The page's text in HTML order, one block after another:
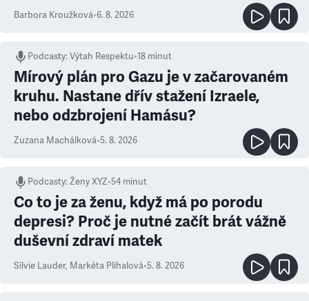
Barbora Kroužková•6. 8. 2026
Podcasty:Výtah Respektu•18 minut
Mírový plán pro Gazu je v začarovaném
kruhu. Nastane dřív stažení Izraele,
nebo odzbrojení Hamásu?
Zuzana Machálková•5. 8. 2026
Podcasty:Ženy XYZ•54 minut
Co to je za ženu, když má po porodu
depresi? Proč je nutné začít brát vážně
duševní zdraví matek
Silvie Lauder, Markéta Plíhalová•5. 8. 2026